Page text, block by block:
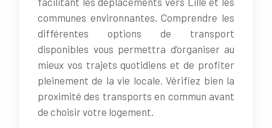
communes environnantes. Comprendre les
différentes options de transport
disponibles vous permettra d’organiser au
mieux vos trajets quotidiens et de profiter
pleinement de la vie locale. Vérifiez bien la
proximité des transports en commun avant
de choisir votre logement.